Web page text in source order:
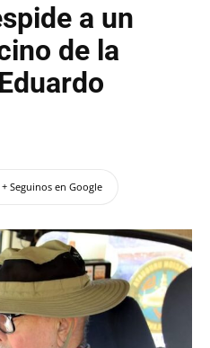
a un
de la
+ Seguinos en Google